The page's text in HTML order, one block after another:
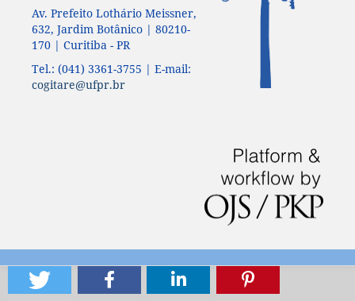
Av. Prefeito Lothário Meissner,
632, Jardim Botânico | 80210-
170 | Curitiba - PR
Tel.: (041) 3361-3755 | E-mail:
cogitare@ufpr.br